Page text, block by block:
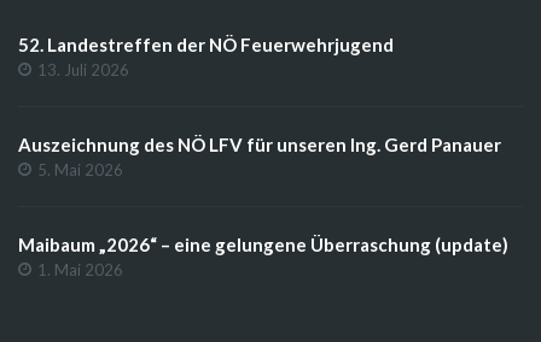
52. Landestreffen der NÖ Feuerwehrjugend
13. Juli 2026
Auszeichnung des NÖ LFV für unseren Ing. Gerd Panauer
5. Mai 2026
Maibaum „2026“ – eine gelungene Überraschung (update)
1. Mai 2026